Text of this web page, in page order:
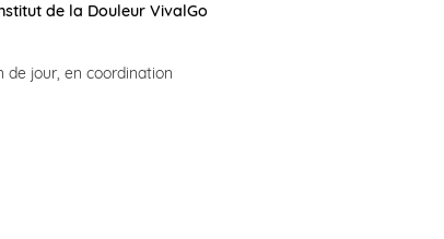
de la Douleur VivalGo
jour, en coordination